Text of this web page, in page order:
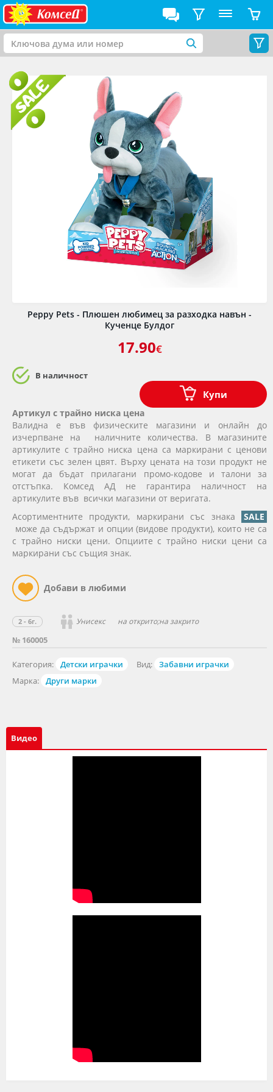
Peppy Pets - Плюшен любимец за разходка навън -
Кученце Булдог
№ 160005
Категория: Детски играчки Вид:
Забавни играчки
Марка:
Други марки
2 - 6г. Унисекс на открито;на закрито
17.90€
В наличност
Артикул с трайно ниска цена
Валидна е във физическите магазини и онлайн до
изчерпване на наличните количества. В магазините
артикулите с трайно ниска цена са маркирани с ценови
етикети със зелен цвят. Върху цената на този продукт не
могат да бъдат прилагани промо-кодове и талони за
отстъпка. Комсед АД не гарантира наличност на
артикулите във всички магазини от веригата.
Асортиментните продукти, маркирани със знака
SALE
може да съдържат и опции (видове продукти), които не са
с трайно ниски цени. Опциите с трайно ниски цени са
маркирани със същия знак.
Купи
Видео